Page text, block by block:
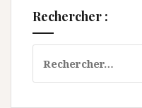
Rechercher :